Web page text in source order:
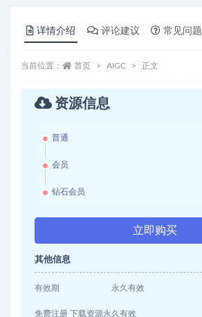
详情介绍 评论建议 常见问题
当前位置： 首页 AIGC 正文
资源信息
普通
会员
钻石会员
立即购买
其他信息
有效期 永久有效
免费注册 下载资源永久有效